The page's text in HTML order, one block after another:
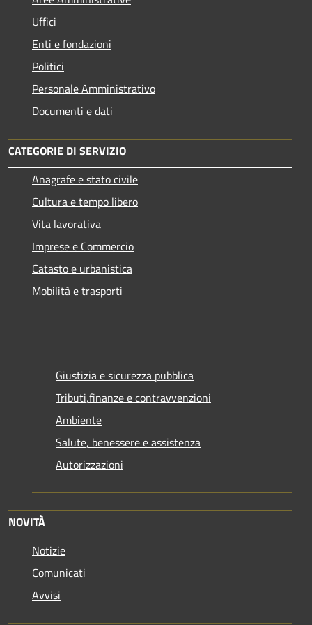
Uffici
Enti e fondazioni
Politici
Personale Amministrativo
Documenti e dati
CATEGORIE DI SERVIZIO
Anagrafe e stato civile
Cultura e tempo libero
Vita lavorativa
Imprese e Commercio
Catasto e urbanistica
Mobilità e trasporti
Giustizia e sicurezza pubblica
Tributi,finanze e contravvenzioni
Ambiente
Salute, benessere e assistenza
Autorizzazioni
NOVITÀ
Notizie
Comunicati
Avvisi